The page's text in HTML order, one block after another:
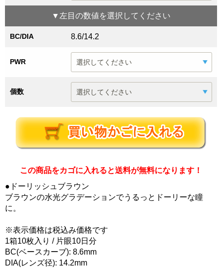
▼ 左目 の数値を選択してください
BC/DIA 8.6/14.2
PWR
個数
この商品をカゴに入れると送料が無料になります！
●ドーリッシュブラウン
ブラウンの水光グラデーションでうるっとドーリーな瞳
に。
※表示価格は税込み価格です
1箱10枚入り / 片眼10日分
BC(ベースカーブ): 8.6mm
DIA(レンズ径): 14.2mm